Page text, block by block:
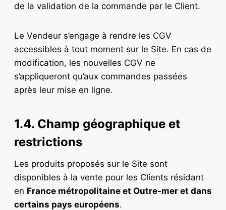
de la validation de la commande par le Client.
Le Vendeur s’engage à rendre les CGV
accessibles à tout moment sur le Site. En cas de
modification, les nouvelles CGV ne
s’appliqueront qu’aux commandes passées
après leur mise en ligne.
1.4. Champ géographique et
restrictions
Les produits proposés sur le Site sont
disponibles à la vente pour les Clients résidant
en France métropolitaine et Outre-mer et dans
certains pays européens.